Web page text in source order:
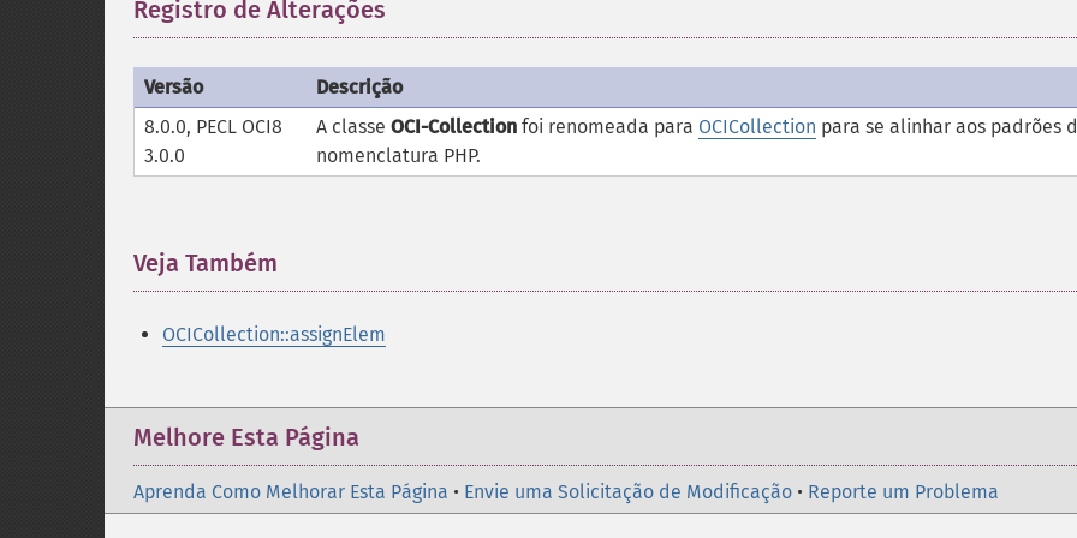
Registro de Alterações
Versão
Descrição
8.0.0, PECL OCI8
3.0.0
A classe OCI-Collection foi renomeada para OCICollection para se alinhar aos padrões
nomenclatura PHP.
Veja Também
OCICollection::assignElem
Melhore Esta Página
Aprenda Como Melhorar Esta Página • Envie uma Solicitação de Modificação • Reporte um Problema